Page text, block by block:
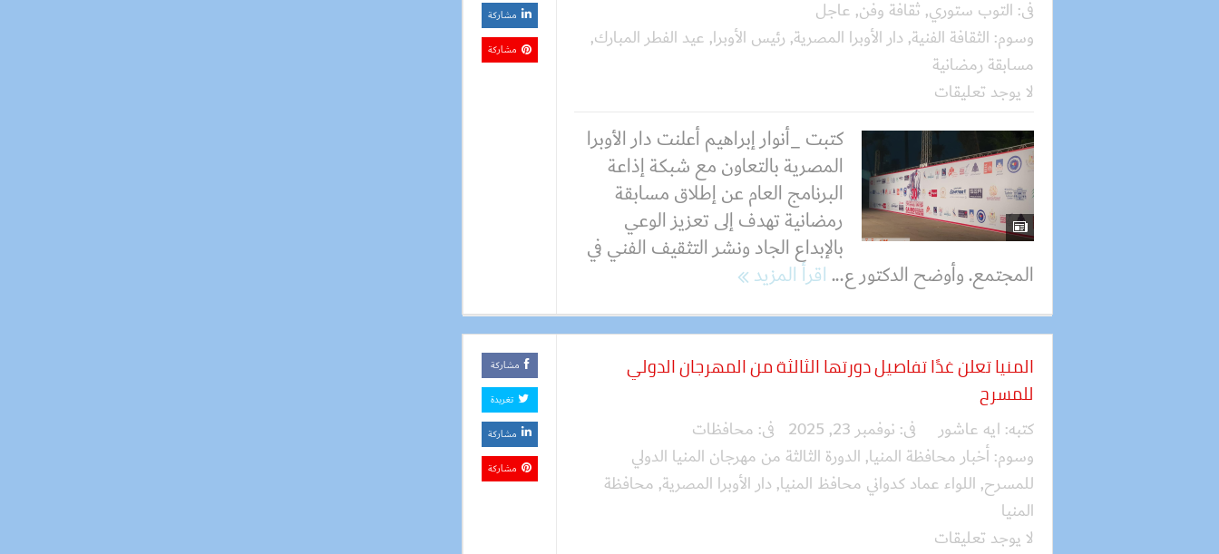
فى: التوب ستوري, ثقافة وفن, عاجل
وسوم: الثقافة الفنية, دار الأوبرا المصرية, رئيس الأوبرا, عيد الفطر المبارك,
مسابقة رمضانية
لا يوجد تعليقات
كتبت _أنوار إبراهيم أعلنت دار الأوبرا
المصرية بالتعاون مع شبكة إذاعة
البرنامج العام عن إطلاق مسابقة
رمضانية تهدف إلى تعزيز الوعي
بالإبداع الجاد ونشر التثقيف الفني في
المجتمع. وأوضح الدكتور ع...اقرأ المزيد
مشاركة
مشاركة
المنيا تعلن غدًا تفاصيل دورتها الثالثة من المهرجان الدولي
للمسرح
كتبه: ايه عاشور فى: نوفمبر 23, 2025 فى: محافظات
وسوم:أخبار محافظة المنيا, الدورة الثالثة من مهرجان المنيا الدولي
للمسرح, اللواء عماد كدواني محافظ المنيا, دار الأوبرا المصرية, محافظة
المنيا
لا يوجد تعليقات
مشاركة
تغريدة
مشاركة
مشاركة